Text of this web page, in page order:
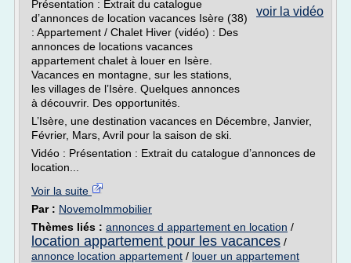
voir la vidéo
Présentation : Extrait du catalogue
d’annonces de location vacances Isère (38)
: Appartement / Chalet Hiver (vidéo) : Des
annonces de locations vacances
appartement chalet à louer en Isère.
Vacances en montagne, sur les stations,
les villages de l’Isère. Quelques annonces
à découvrir. Des opportunités.
L’Isère, une destination vacances en Décembre, Janvier,
Février, Mars, Avril pour la saison de ski.
Vidéo : Présentation : Extrait du catalogue d’annonces de
location...
Voir la suite
Par : NovemoImmobilier
Thèmes liés : annonces d appartement en location /
location appartement pour les vacances /
annonce location appartement / louer un appartement